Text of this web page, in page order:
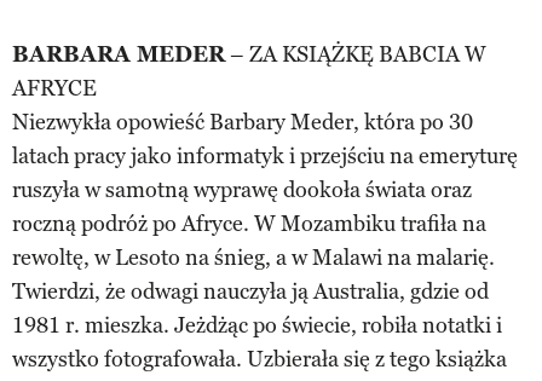
BARBARA MEDER– ZA KSIĄŻKĘ BABCIA W
AFRYCE
Niezwykła opowieść Barbary Meder, która po 30
latach pracy jako informatyk i przejściu na emeryturę
ruszyła w samotną wyprawę dookoła świata oraz
roczną podróż po Afryce. W Mozambiku trafiła na
rewoltę, w Lesoto na śnieg, a w Malawi na malarię.
Twierdzi, że odwagi nauczyła ją Australia, gdzie od
1981 r. mieszka. Jeżdżąc po świecie, robiła notatki i
wszystko fotografowała. Uzbierała się z tego książka